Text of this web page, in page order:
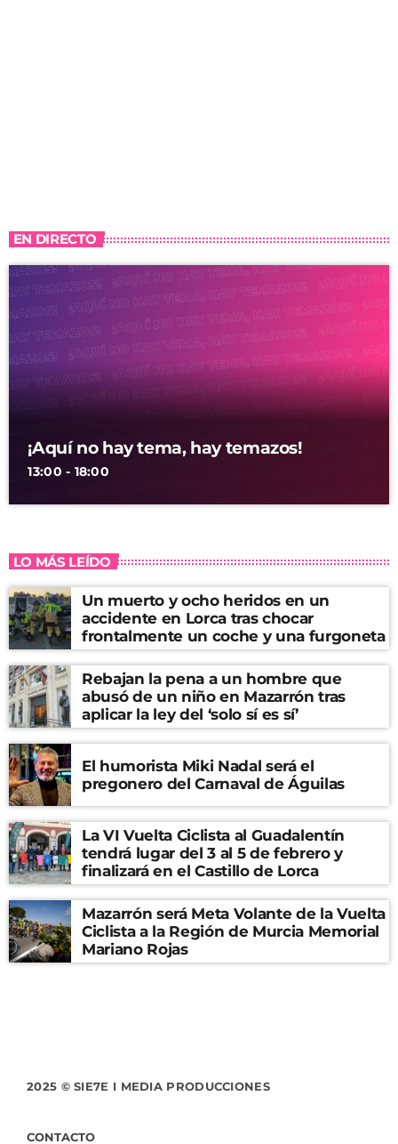
EN DIRECTO
¡Aquí no hay tema, hay temazos!
13:00 - 18:00
LO MÁS LEÍDO
Un muerto y ocho heridos en un
accidente en Lorca tras chocar
frontalmente un coche y una furgoneta
Rebajan la pena a un hombre que
abusó de un niño en Mazarrón tras
aplicar la ley del ‘solo sí es sí’
El humorista Miki Nadal será el
pregonero del Carnaval de Águilas
La VI Vuelta Ciclista al Guadalentín
tendrá lugar del 3 al 5 de febrero y
finalizará en el Castillo de Lorca
Mazarrón será Meta Volante de la Vuelta
Ciclista a la Región de Murcia Memorial
Mariano Rojas
2025 © SIE7E I MEDIA PRODUCCIONES
CONTACTO